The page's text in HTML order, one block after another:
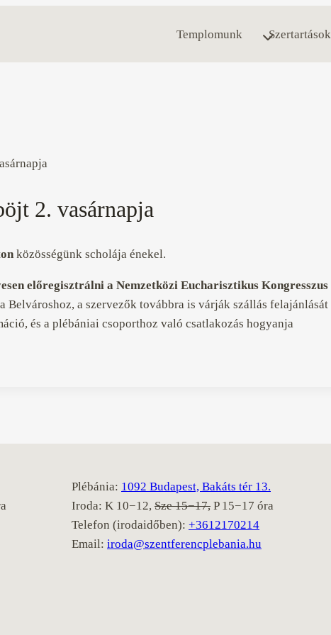
Templomunk Szertartások
2. vasárnapja
közösségünk scholája énekel.
előregisztrálni a Nemzetközi Eucharisztikus Kongresszus
a szervezők továbbra is várják szállás felajánlását
és a plébániai csoporthoz való csatlakozás hogyanja
Plébánia: 1092 Budapest, Bakáts tér 13.
Iroda: K 10−12, Sze 15−17, P 15−17 óra
Telefon (irodaidőben): +3612170214
Email: iroda@szentferencplebania.hu